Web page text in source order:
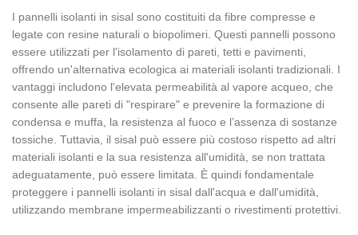
I pannelli isolanti in sisal sono costituiti da fibre compresse e
legate con resine naturali o biopolimeri. Questi pannelli possono
essere utilizzati per l'isolamento di pareti, tetti e pavimenti,
offrendo un'alternativa ecologica ai materiali isolanti tradizionali. I
vantaggi includono l'elevata permeabilità al vapore acqueo, che
consente alle pareti di "respirare" e prevenire la formazione di
condensa e muffa, la resistenza al fuoco e l’assenza di sostanze
tossiche. Tuttavia, il sisal può essere più costoso rispetto ad altri
materiali isolanti e la sua resistenza all'umidità, se non trattata
adeguatamente, può essere limitata. È quindi fondamentale
proteggere i pannelli isolanti in sisal dall'acqua e dall'umidità,
utilizzando membrane impermeabilizzanti o rivestimenti protettivi.